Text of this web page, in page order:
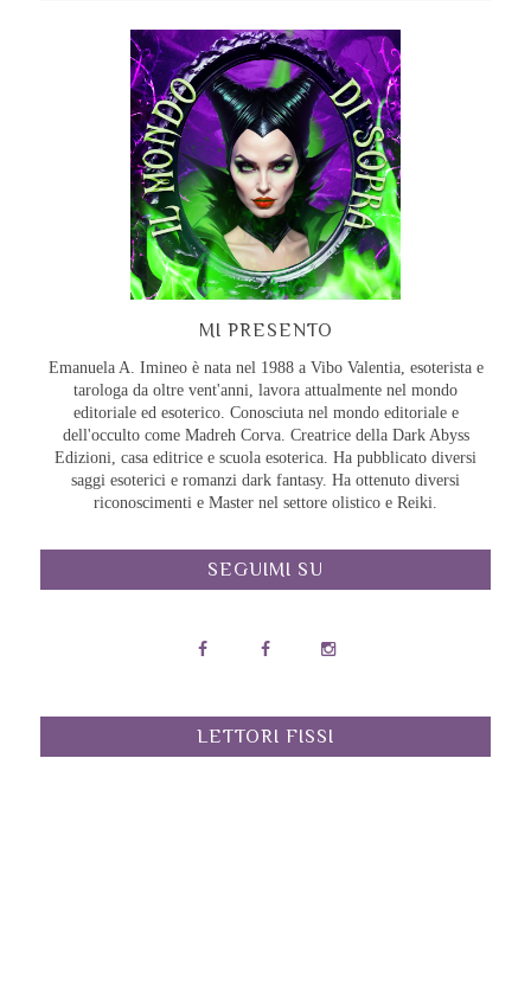
MI PRESENTO
Emanuela A. Imineo è nata nel 1988 a Vibo Valentia, esoterista e
tarologa da oltre vent'anni, lavora attualmente nel mondo
editoriale ed esoterico. Conosciuta nel mondo editoriale e
dell'occulto come Madreh Corva. Creatrice della Dark Abyss
Edizioni, casa editrice e scuola esoterica. Ha pubblicato diversi
saggi esoterici e romanzi dark fantasy. Ha ottenuto diversi
riconoscimenti e Master nel settore olistico e Reiki.
SEGUIMI SU
LETTORI FISSI